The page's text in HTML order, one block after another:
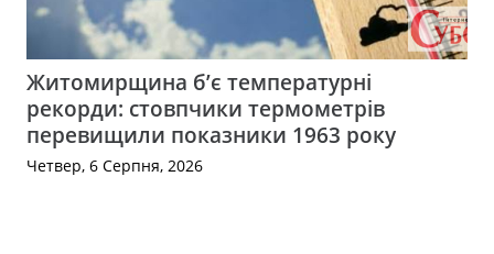
Житомирщина б’є температурні
рекорди: стовпчики термометрів
перевищили показники 1963 року
Четвер, 6 Серпня, 2026